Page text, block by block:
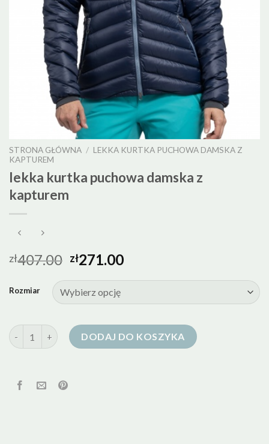
STRONA GŁÓWNA / LEKKA KURTKA PUCHOWA DAMSKA Z
KAPTUREM
lekka kurtka puchowa damska z
kapturem
zł407.00 zł271.00
Rozmiar
ilość lekka kurtka puchowa damska z kapturem
DODAJ DO KOSZYKA